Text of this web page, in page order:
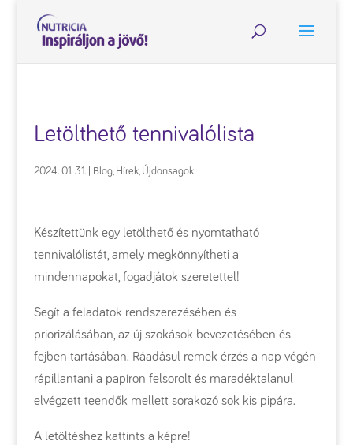
Letölthető tennivalólista
2024. 01. 31.| Blog, Hírek, Újdonsagok
Készítettünk egy letölthető és nyomtatható
tennivalólistát, amely megkönnyítheti a
mindennapokat, fogadjátok szeretettel!
Segít a feladatok rendszerezésében és
priorizálásában, az új szokások bevezetésében és
fejben tartásában. Ráadásul remek érzés a nap végén
rápillantani a papíron felsorolt és maradéktalanul
elvégzett teendők mellett sorakozó sok kis pipára.
A letöltéshez kattints a képre!